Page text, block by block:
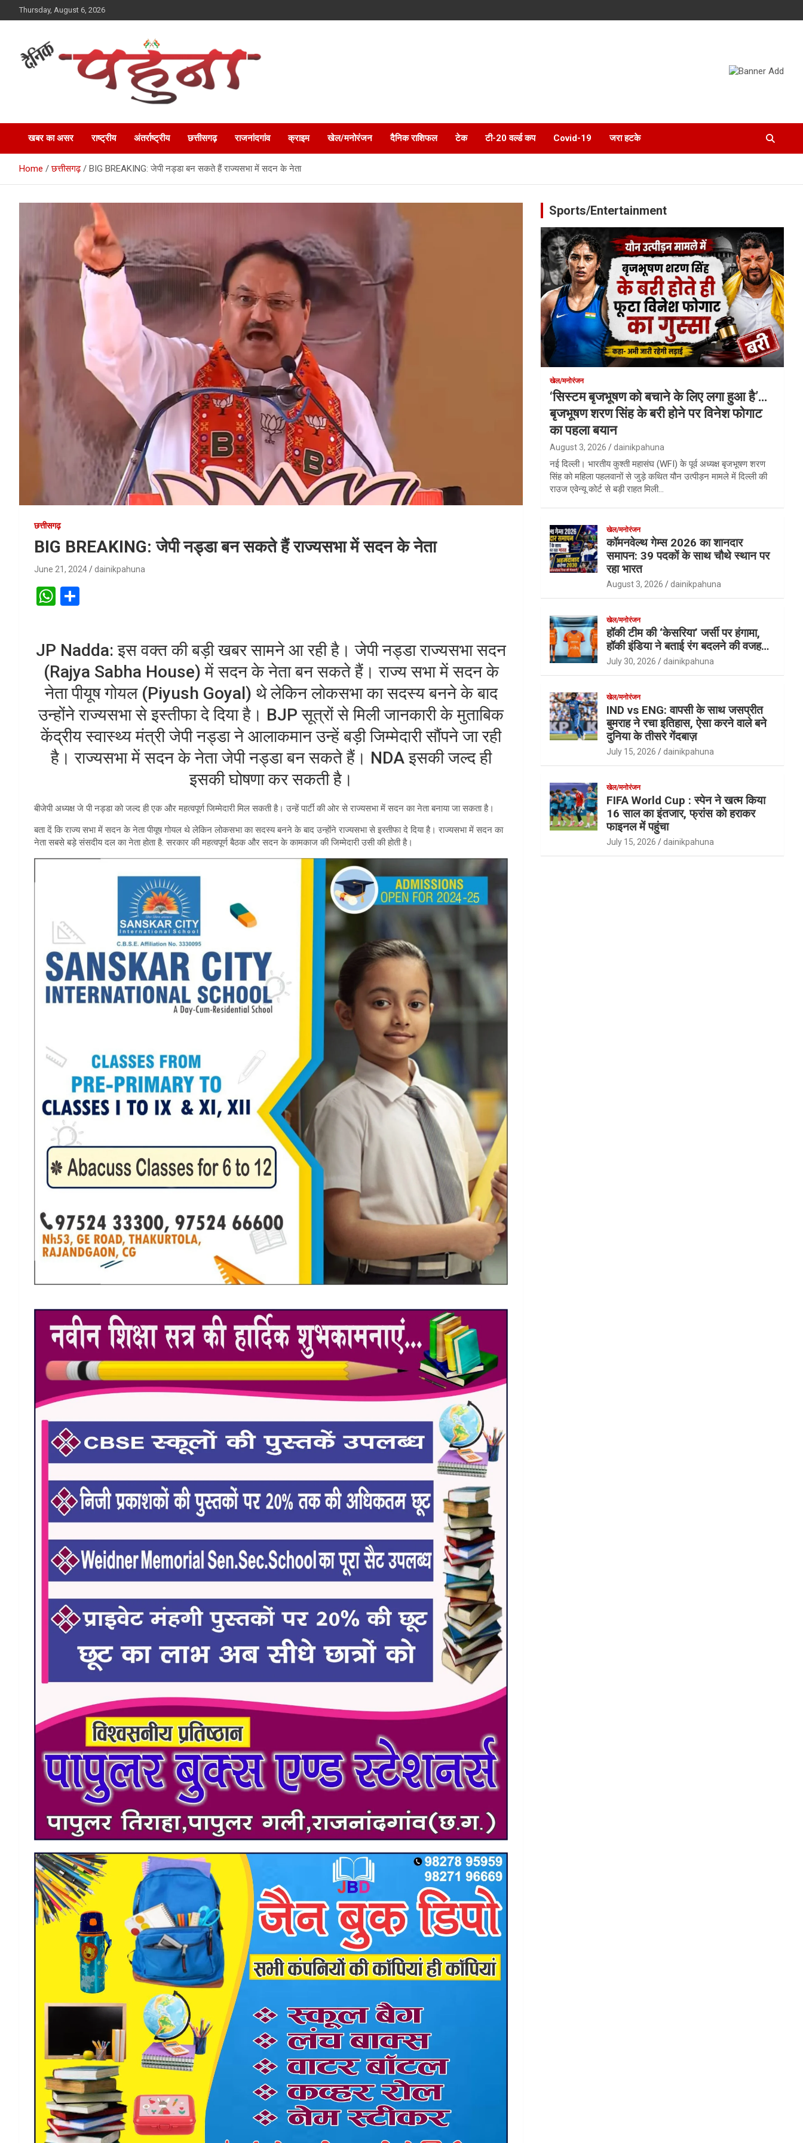
to
Thursday, August 6, 2026
Dainik Pahuna
खबर का असर राष्ट्रीय अंतर्राष्ट्रीय छत्तीसगढ़ राजनांदगांव क्राइम खेल/मनोरंजन दैनिक राशिफल टेक टी-20 वर्ल्ड कप Covid-19 जरा हटके
Home छत्तीसगढ़ BIG BREAKING: जेपी नड्डा बन सकते हैं राज्यसभा में सदन के नेता
छत्तीसगढ़
BIG BREAKING: जेपी नड्डा बन सकते हैं राज्यसभा में सदन के नेता
June 21, 2024 dainikpahuna
W
s
A
p
p
e
JP Nadda: इस वक्त की बड़ी खबर सामने आ रही है। जेपी नड्डा राज्यसभा सदन
(Rajya Sabha House) में सदन के नेता बन सकते हैं। राज्य सभा में सदन के
नेता पीयूष गोयल (Piyush Goyal) थे लेकिन लोकसभा का सदस्य बनने के बाद
उन्होंने राज्यसभा से इस्तीफा दे दिया है। BJP सूत्रों से मिली जानकारी के मुताबिक
केंद्रीय स्वास्थ्य मंत्री जेपी नड्डा ने आलाकमान उन्हें बड़ी जिम्मेदारी सौंपने जा रही
है। राज्यसभा में सदन के नेता जेपी नड्डा बन सकते हैं। NDA इसकी जल्द ही
इसकी घोषणा कर सकती है।
बीजेपी अध्यक्ष जे पी नड्डा को जल्द ही एक और महत्वपूर्ण जिम्मेदारी मिल सकती है। उन्हें पार्टी की ओर से राज्यसभा में सदन का नेता बनाया जा सकता है।
बता दें कि राज्य सभा में सदन के नेता पीयूष गोयल थे लेकिन लोकसभा का सदस्य बनने के बाद उन्होंने राज्यसभा से इस्तीफा दे दिया है। राज्यसभा में सदन का
नेता सबसे बड़े संसदीय दल का नेता होता है. सरकार की महत्वपूर्ण बैठक और सदन के कामकाज की जिम्मेदारी उसी की होती है।
Sports/Entertainment
खेल/मनोरंजन
‘सिस्टम बृजभूषण को बचाने के लिए लगा हुआ है’…
बृजभूषण शरण सिंह के बरी होने पर विनेश फोगाट
का पहला बयान
August 3, 2026 dainikpahuna
नई दिल्ली। भारतीय कुश्ती महासंघ (WFI) के पूर्व अध्यक्ष बृजभूषण शरण
सिंह को महिला पहलवानों से जुड़े कथित यौन उत्पीड़न मामले में दिल्ली की
राउज एवेन्यू कोर्ट से बड़ी राहत मिली…
खेल/मनोरंजन
कॉमनवेल्थ गेम्स 2026 का शानदार
समापन: 39 पदकों के साथ चौथे स्थान पर
रहा भारत
August 3, 2026 dainikpahuna
खेल/मनोरंजन
हॉकी टीम की ‘केसरिया’ जर्सी पर हंगामा,
हॉकी इंडिया ने बताई रंग बदलने की वजह…
July 30, 2026 dainikpahuna
खेल/मनोरंजन
IND vs ENG: वापसी के साथ जसप्रीत
बुमराह ने रचा इतिहास, ऐसा करने वाले बने
दुनिया के तीसरे गेंदबाज़
July 15, 2026 dainikpahuna
खेल/मनोरंजन
FIFA World Cup : स्पेन ने खत्म किया
16 साल का इंतजार, फ्रांस को हराकर
फाइनल में पहुंचा
July 15, 2026 dainikpahuna